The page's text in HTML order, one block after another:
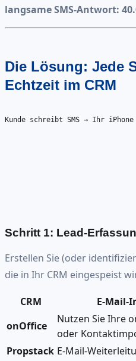
langsame SMS-Antwort:
Die Lösung: Jede
Echtzeit im CRM
Kunde schreibt SMS → Ihr
Schritt 1: Lead-
Erstellen Sie (oder
die in Ihr CRM eingespeist
CRM
E-Mail-
onOffice
Nutzen Sie Ihre
oder
Propstack E-Mail-